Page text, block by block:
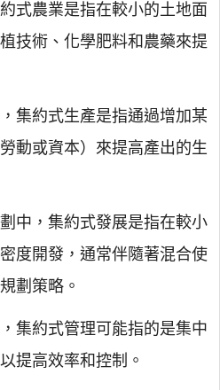
式農業是指在較小的土地面
技術、化學肥料和農藥來提
集約式生產是指通過增加某
動或資本）來提高產出的生
中，集約式發展是指在較小
度開發，通常伴隨著混合使
劃策略。
集約式管理可能指的是集中
提高效率和控制。